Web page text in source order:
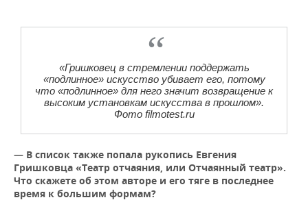
«Гришковец в стремлении поддержать
«подлинное» искусство убивает его, потому
что «подлинное» для него значит возвращение к
высоким установкам искусства в прошлом».
Фото filmotest.ru
— В список также попала рукопись Евгения
Гришковца «Театр отчаяния, или Отчаянный театр».
Что скажете об этом авторе и его тяге в последнее
время к большим формам?